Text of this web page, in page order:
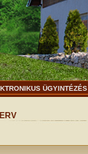
ÜGYINTÉZÉS